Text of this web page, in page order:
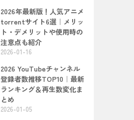
2026年最新版！人気アニメ
torrentサイト6選｜メリッ
ト・デメリットや使用時の
注意点も紹介
2026-01-16
2026 YouTubeチャンネル
登録者数推移TOP10｜最新
ランキング＆再生数変化ま
とめ
2026-01-05